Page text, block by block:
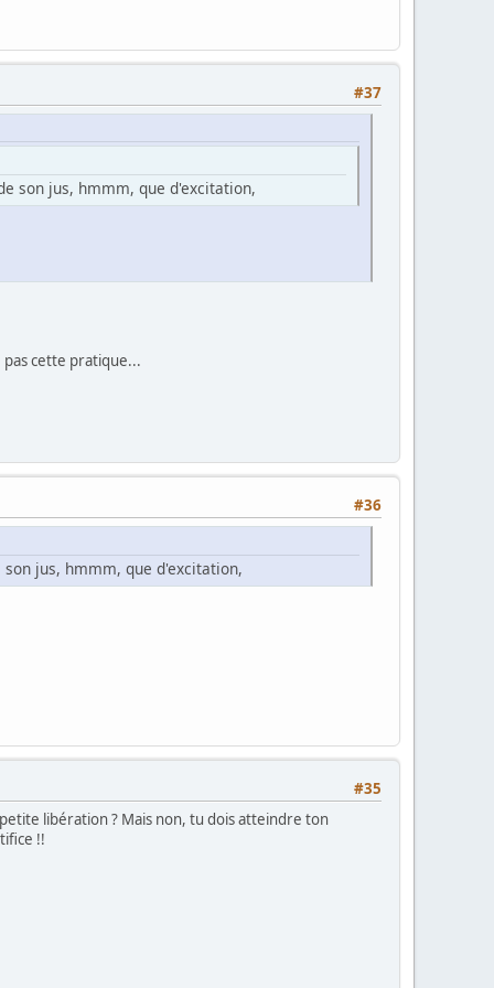
#37
son jus, hmmm, que d'excitation,
pas cette pratique...
#36
jus, hmmm, que d'excitation,
#35
libération ? Mais non, tu dois atteindre ton
!!